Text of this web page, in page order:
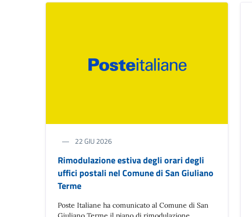
22 GIU 2026
Rimodulazione estiva degli orari degli
uffici postali nel Comune di San Giuliano
Terme
Poste Italiane ha comunicato al Comune di San